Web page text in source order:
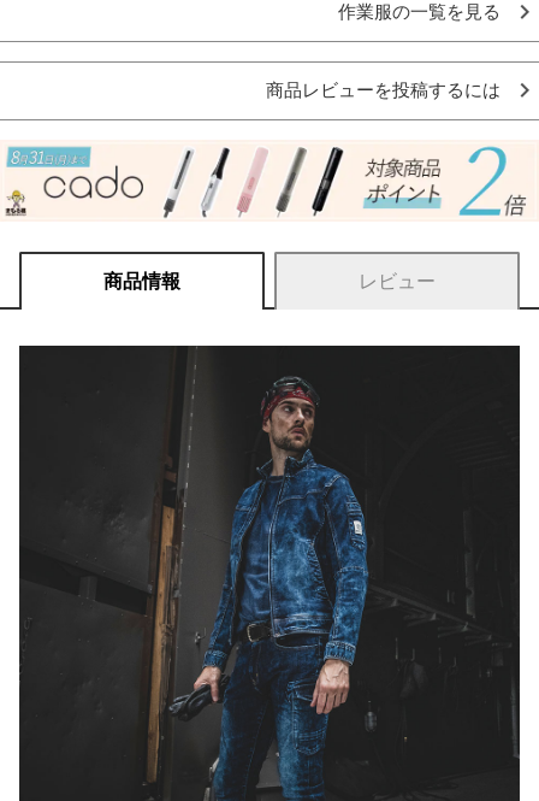
作業服の一覧を見る
商品レビューを投稿するには
商品情報 レビュー